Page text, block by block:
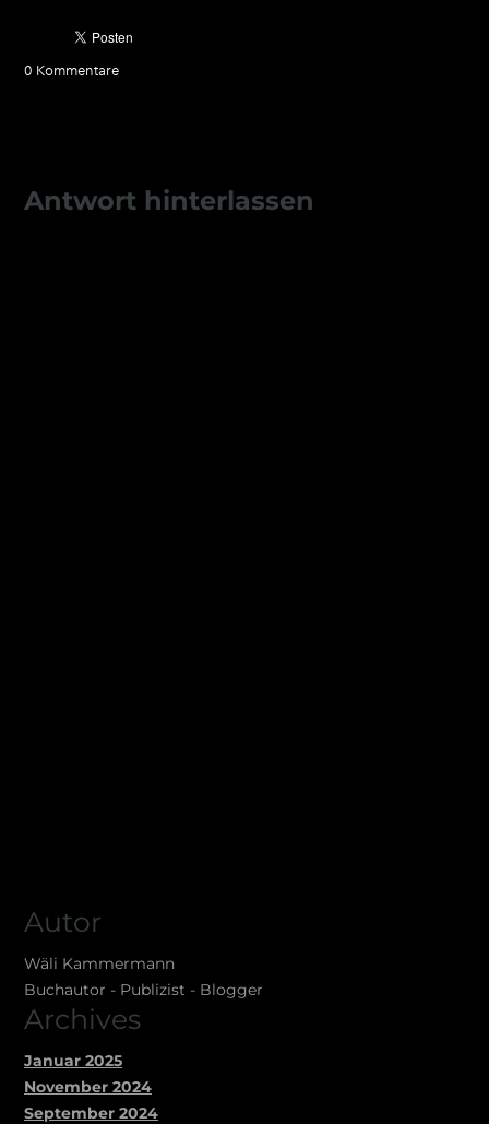
0 Kommentare
Antwort hinterlassen
Autor
Wäli Kammermann
Buchautor - Publizist - Blogger
Archives
Januar 2025
November 2024
September 2024